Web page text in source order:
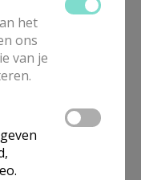
het
ons
van je